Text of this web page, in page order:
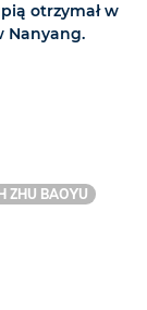
otrzymał w
Nanyang.
ZHU BAOYU